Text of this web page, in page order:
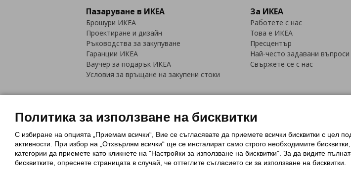
Пазаруване в ИКЕА
Брошури ИКЕА
Проектиране и дизайн
Ръководства за закупуване
Гаранции ИКЕА
Ваучер за подарък ИКЕА
Условия за връщане на закупени стоки
За ИКЕА
Работете с нас
Това е ИКЕА
Пресцентър
Най-често задавани въпроси
Свържете се с нас
Политика за използване на бисквитки (Cookies)Избор на настройки за
Обща политика за личните данни
Политика за защита на личните данни на
Политика за защита на лични данни на програма IKEA Family
Политика за използване на бисквитки
С избиране на опцията „Приемам всички“, Вие се съгласявате да приемете всички бисквитки с цел
активности. При избор на „Отхвърлям всички“ ще се инсталират само строго необходимитe
категории да приемете като кликнете на "Настройки за използване на бисквитки". За да видите
бисквитките, опреснете страницата в случай, че оттеглите съгласието си за използване на бисквитки.